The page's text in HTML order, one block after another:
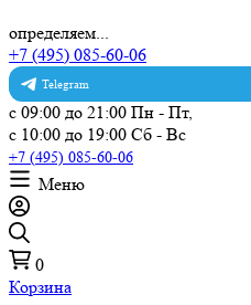
определяем...
+7 (495) 085-60-06
Telegram
с 09:00 до 21:00 Пн - Пт,
с 10:00 до 19:00 Сб - Вс
+7 (495) 085-60-06
Меню
0
Корзина